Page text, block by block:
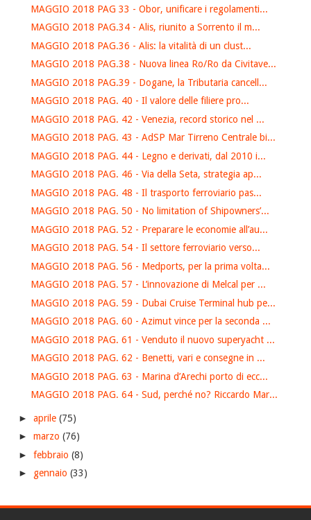
MAGGIO 2018 PAG 33 - Obor, unificare i regolamenti...
MAGGIO 2018 PAG.34 - Alis, riunito a Sorrento il m...
MAGGIO 2018 PAG.36 - Alis: la vitalità di un clust...
MAGGIO 2018 PAG.38 - Nuova linea Ro/Ro da Civitave...
MAGGIO 2018 PAG.39 - Dogane, la Tributaria cancell...
MAGGIO 2018 PAG. 40 - Il valore delle filiere pro...
MAGGIO 2018 PAG. 42 - Venezia, record storico nel ...
MAGGIO 2018 PAG. 43 - AdSP Mar Tirreno Centrale bi...
MAGGIO 2018 PAG. 44 - Legno e derivati, dal 2010 i...
MAGGIO 2018 PAG. 46 - Via della Seta, strategia ap...
MAGGIO 2018 PAG. 48 - Il trasporto ferroviario pas...
MAGGIO 2018 PAG. 50 - No limitation of Shipowners’...
MAGGIO 2018 PAG. 52 - Preparare le economie all’au...
MAGGIO 2018 PAG. 54 - Il settore ferroviario verso...
MAGGIO 2018 PAG. 56 - Medports, per la prima volta...
MAGGIO 2018 PAG. 57 - L’innovazione di Melcal per ...
MAGGIO 2018 PAG. 59 - Dubai Cruise Terminal hub pe...
MAGGIO 2018 PAG. 60 - Azimut vince per la seconda ...
MAGGIO 2018 PAG. 61 - Venduto il nuovo superyacht ...
MAGGIO 2018 PAG. 62 - Benetti, vari e consegne in ...
MAGGIO 2018 PAG. 63 - Marina d’Arechi porto di ecc...
MAGGIO 2018 PAG. 64 - Sud, perché no? Riccardo Mar...
► aprile (75)
► marzo (76)
► febbraio (8)
► gennaio (33)